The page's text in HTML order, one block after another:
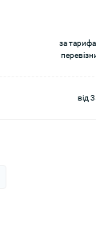
за
від